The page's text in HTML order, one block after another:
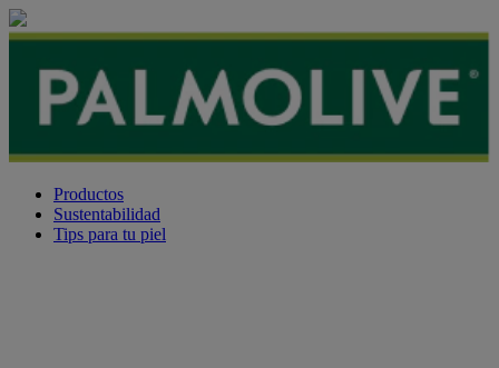
Productos
Sustentabilidad
Tips para tu piel